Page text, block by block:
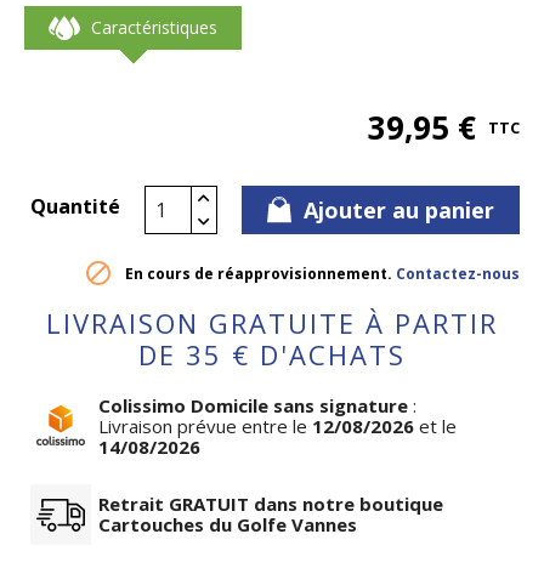
Caractéristiques
39,95 € TTC
Quantité Ajouter au panier
 En cours de réapprovisionnement. Contactez-nous
LIVRAISON GRATUITE À PARTIR
DE 35 € D'ACHATS
Colissimo Domicile sans signature :
Livraison prévue entre le 12/08/2026 et le
14/08/2026
Retrait GRATUIT dans notre boutique
Cartouches du Golfe Vannes